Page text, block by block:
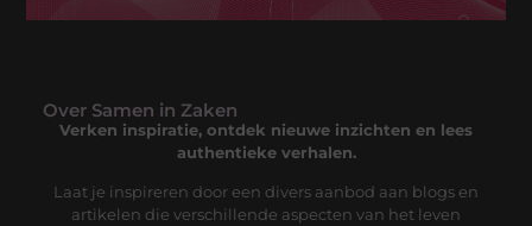
Over Samen in Zaken
Verken inspiratie, ontdek nieuwe inzichten en lees
authentieke verhalen.
Laat je inspireren door een divers aanbod aan blogs en
artikelen die verschillende aspecten van het leven